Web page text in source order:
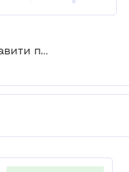
Чи буде штраф, якщо самостійно виправити помилку щодо заниження податкового зобов’язання зв період воєнного стану